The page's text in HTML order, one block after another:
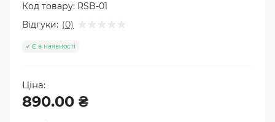
Код товару: RSB-01
Відгуки: (0)
Є в наявності
Ціна:
890.00 ₴